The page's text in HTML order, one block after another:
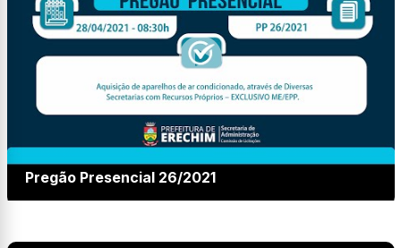
Pregão Presencial 26/2021